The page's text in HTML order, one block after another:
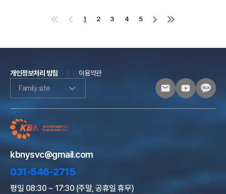
으
으
1 2 3 4
5
으
막
개인정보처리 방침
이용약관
Family site
kbnysvc@gmail.com
031-546-2715
평일 08:30 ~ 17:30 (주말, 공휴일 휴무)